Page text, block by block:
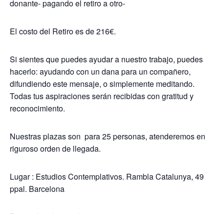
donante- pagando el retiro a otro-
El costo del Retiro es de 216€.
Si sientes que puedes ayudar a nuestro trabajo, puedes
hacerlo: ayudando con un dana para un compañero,
difundiendo este mensaje, o simplemente meditando.
Todas tus aspiraciones serán recibidas con gratitud y
reconocimiento.
Nuestras plazas son para 25 personas, atenderemos en
riguroso orden de llegada.
Lugar : Estudios Contemplativos. Rambla Catalunya, 49
ppal. Barcelona